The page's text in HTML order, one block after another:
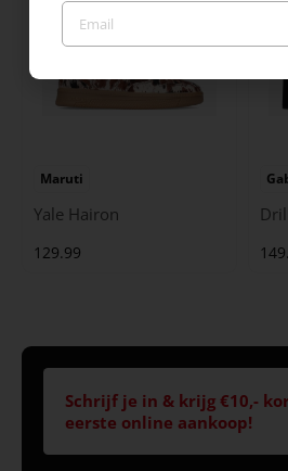
Maruti
Yale Hairon
129.99
Drill
Schrijf je in & krijg €10,-
eerste online aankoop!